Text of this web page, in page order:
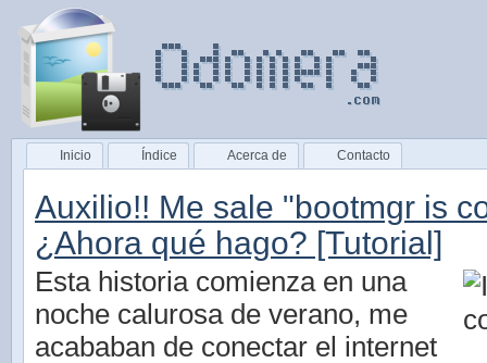
Inicio Índice Acerca de Contacto
Auxilio!! Me sale "bootmgr is
¿Ahora qué hago? [Tutorial]
Esta historia comienza en una
noche calurosa de verano, me
acababan de conectar el internet